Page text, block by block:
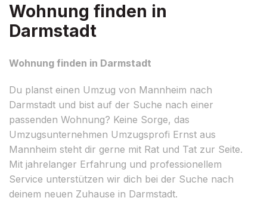
Wohnung finden in
Darmstadt
Wohnung finden in Darmstadt
Du planst einen Umzug von Mannheim nach
Darmstadt und bist auf der Suche nach einer
passenden Wohnung? Keine Sorge, das
Umzugsunternehmen Umzugsprofi Ernst aus
Mannheim steht dir gerne mit Rat und Tat zur Seite.
Mit jahrelanger Erfahrung und professionellem
Service unterstützen wir dich bei der Suche nach
deinem neuen Zuhause in Darmstadt.